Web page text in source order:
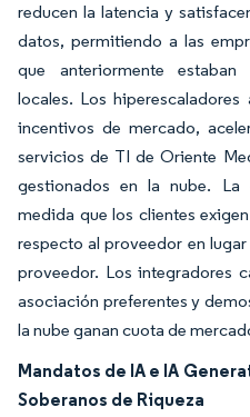
reducen la latencia y
datos, permitiendo a las
que anteriormente estaban
locales. Los
incentivos de mercado,
servicios de TI de Oriente
gestionados en la nube. La
medida que los clientes
respecto al proveedor en
proveedor. Los integradores
asociación preferentes y
la nube ganan cuota de
Mandatos de IA e IA
Soberanos de Riqueza